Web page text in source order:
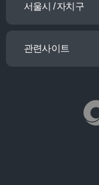
서울시 / 자치구
관련사이트